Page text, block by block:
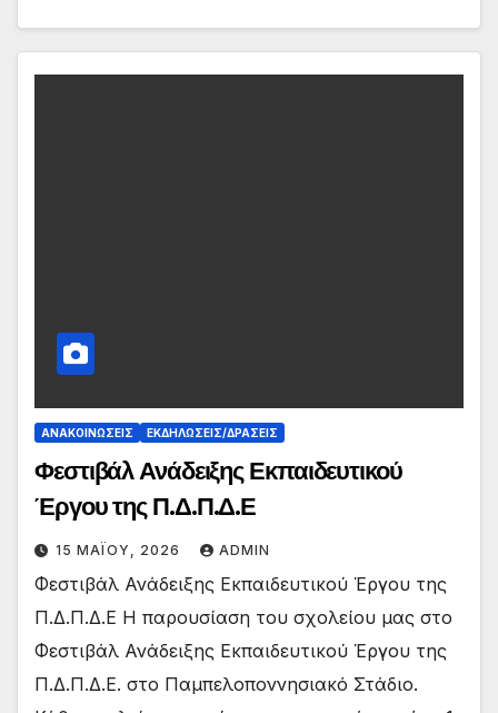
ΑΝΑΚΟΙΝΏΣΕΙΣ ΕΚΔΗΛΏΣΕΙΣ/ΔΡΆΣΕΙΣ
Φεστιβάλ Ανάδειξης Εκπαιδευτικού
Έργου της Π.Δ.Π.Δ.Ε
15 ΜΑΪ́ΟΥ, 2026 ADMIN
Φεστιβάλ Ανάδειξης Εκπαιδευτικού Έργου της
Π.Δ.Π.Δ.Ε Η παρουσίαση του σχολείου μας στο
Φεστιβάλ Ανάδειξης Εκπαιδευτικού Έργου της
Π.Δ.Π.Δ.Ε. στο Παμπελοποννησιακό Στάδιο.